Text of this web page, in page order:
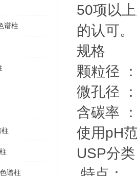
谱柱
谱柱
50项以
的认可。
规格
颗粒径
微孔径
含碳率
使用pH
USP分